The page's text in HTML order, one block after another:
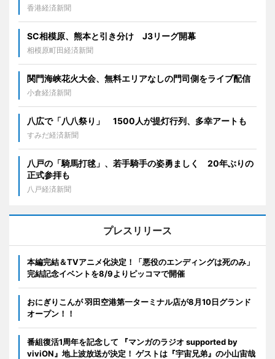
香港経済新聞
SC相模原、熊本と引き分け J3リーグ開幕
相模原町田経済新聞
関門海峡花火大会、無料エリアなしの門司側をライブ配信
小倉経済新聞
八広で「八八祭り」 1500人が提灯行列、多幸アートも
すみだ経済新聞
八戸の「騎馬打毬」、若手騎手の姿勇ましく 20年ぶりの
正式参拝も
八戸経済新聞
プレスリリース
本編完結＆TVアニメ化決定！「悪役のエンディングは死のみ」
完結記念イベントを8/9よりピッコマで開催
おにぎりこんが 羽田空港第一ターミナル店が8月10日グランド
オープン！！
番組復活1周年を記念して 『マンガのラジオ supported by
viviON』地上波放送が決定！ ゲストは『宇宙兄弟』の小山宙哉